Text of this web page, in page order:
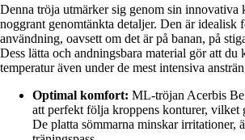
Denna tröja utmärker sig genom sin innovativa
noggrant genomtänkta detaljer. Den är idealisk
användning, oavsett om det är på banan, på
Dess lätta och andningsbara material gör att du
temperatur även under de mest intensiva
Optimal komfort: ML-tröjan Acerbis
att perfekt följa kroppens konturer, vilket
De platta sömmarna minskar irritationer,